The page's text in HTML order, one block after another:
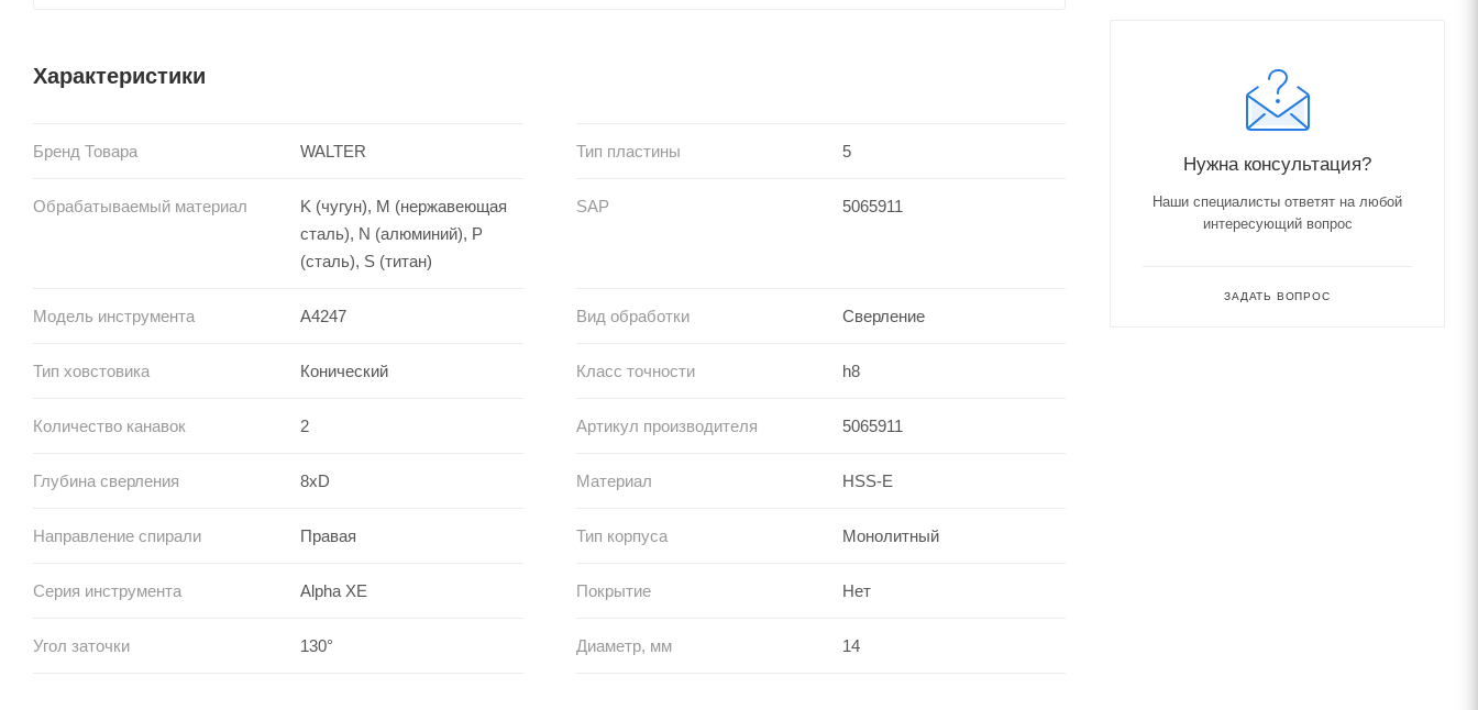
Характеристики
Бренд Товара WALTER Тип пластины 5
Обрабатываемый материал
K (чугун), M (нержавеющая
сталь), N (алюминий), P
(сталь), S (титан)
SAP 5065911
Модель инструмента A4247 Вид обработки Сверление
Тип ховстовика Конический Класс точности h8
Количество канавок 2 Артикул производителя 5065911
Глубина сверления 8xD Материал HSS-E
Направление спирали Правая Тип корпуса Монолитный
Серия инструмента Alpha XE Покрытие Нет
Угол заточки 130° Диаметр, мм 14
Нужна консультация?
Наши специалисты ответят на любой
интересующий вопрос
ЗАДАТЬ ВОПРОС